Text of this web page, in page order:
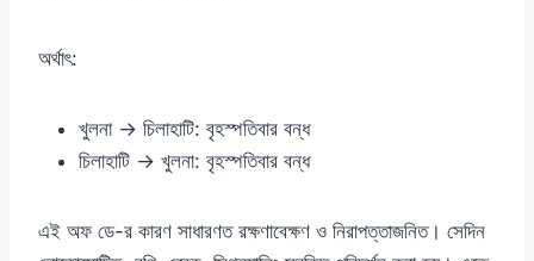
অর্থাৎ:
খুলনা → চিলাহাটি: বৃহস্পতিবার বন্ধ
চিলাহাটি → খুলনা: বৃহস্পতিবার বন্ধ
এই অফ ডে-র কারণ সাধারণত রক্ষণাবেক্ষণ ও নিরাপত্তাজনিত। সেদিন